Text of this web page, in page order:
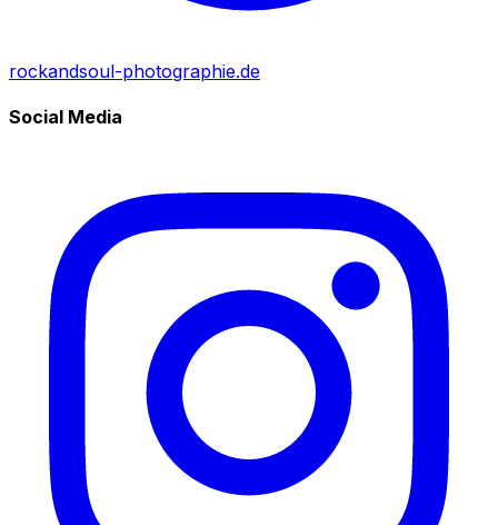
rockandsoul-photographie.de
Social Media